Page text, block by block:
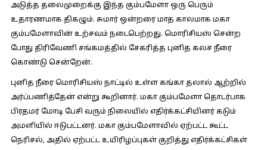
அடுத்த தலைமுறைக்கு இந்த கும்பமேளா ஒரு பெரும்
உதாரணமாக திகழும். சுமார் ஒன்றரை மாத காலமாக மகா
கும்பமேளாவின் உற்சவம் நடைபெற்றது. மொரிசியஸ் சென்ற
போது திரிவேணி சங்கமத்தில் சேகரித்த புனித கலச நீரை
கொண்டு சென்றேன்.
புனித நீரை மொரிசியஸ் நாட்டில் உள்ள கங்கா தலால் ஆற்றில்
அர்ப்பணித்தேன் என்று கூறினார். மகா கும்பமேளா தொடர்பாக
பிரதமர் மோடி பேசி வரும் நிலையில் எதிர்க்கட்சியினர் கடும்
அமளியில் ஈடுபட்டனர். மகா கும்பமேளாவில் ஏற்பட்ட கூட்ட
நெரிசல், அதில் ஏற்பட்ட உயிரிழப்புகள் குறித்து எதிர்க்கட்சிகள்